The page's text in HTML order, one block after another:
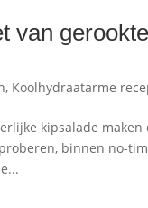
van
, Koolhydraatarme
kipsalade
binnen no-